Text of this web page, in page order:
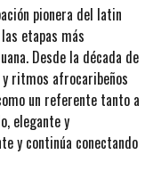
pionera del latin
etapas más
Desde la década de
ritmos afrocaribeños
un referente tanto a
elegante y
y continúa conectando